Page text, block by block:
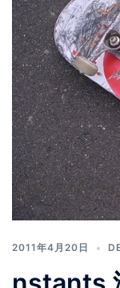
2011年4月20日